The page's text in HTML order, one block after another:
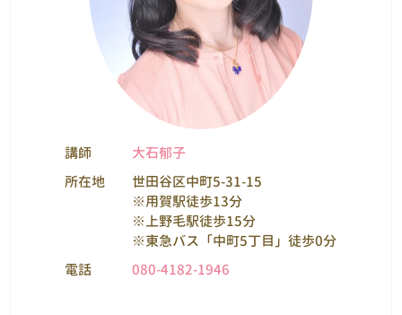
講師
大石郁子
所在地
世田谷区中町5-31-15
※用賀駅徒歩13分
※上野毛駅徒歩15分
※東急バス「中町5丁目」徒歩0分
電話
080-4182-1946